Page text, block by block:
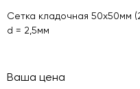
Сетка кладочная 50х50мм
d =
Ваша цена